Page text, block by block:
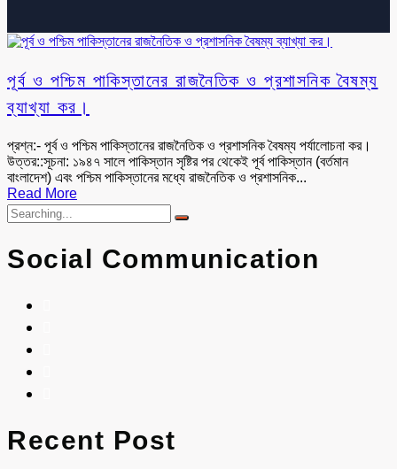
পূর্ব ও পশ্চিম পাকিস্তানের রাজনৈতিক ও প্রশাসনিক বৈষম্য
ব্যাখ্যা কর।
প্রশ্ন:- পূর্ব ও পশ্চিম পাকিস্তানের রাজনৈতিক ও প্রশাসনিক বৈষম্য পর্যালোচনা কর।
উত্তর::সূচনা: ১৯৪৭ সালে পাকিস্তান সৃষ্টির পর থেকেই পূর্ব পাকিস্তান (বর্তমান
বাংলাদেশ) এবং পশ্চিম পাকিস্তানের মধ্যে রাজনৈতিক ও প্রশাসনিক...
Read More
Social Communication
Recent Post